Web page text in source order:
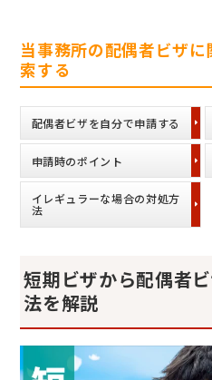
当事務所の配偶者ビザ
索する
配偶者ビザを自分で申請する
申請時のポイント
イレギュラーな場合の対処方
法
短期ビザから配偶者
法を解説